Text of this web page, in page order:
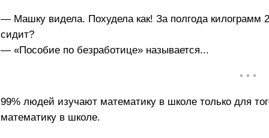
— Машку видела. Похудела как! За полгода килограмм
сидит?
— «Пособие по безработице» называется...
• • •
99% людей изучают математику в школе только для
математику в школе.